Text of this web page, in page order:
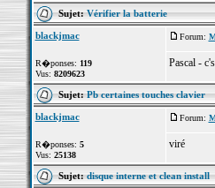
Sujet:Vérifier la batterie
blackjmac
R�ponses: 119
Vus: 8209623
Forum:
Pascal -
Sujet:Pb certaines touches clavier
blackjmac
R�ponses: 5
Vus: 25138
Forum:
viré
Sujet:disque interne et clean install